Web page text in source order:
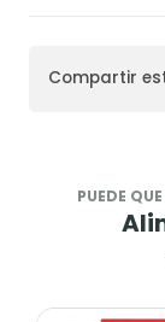
Compartir
PUEDE